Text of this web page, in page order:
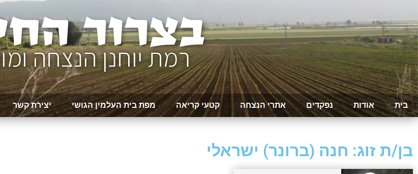
בית אודות נפקדים אתרי הנצחה קטעי קריאה מפת בית העלמין הגושי יצירת קשר
בן/ת זוג: חנה (ברונר) ישראלי